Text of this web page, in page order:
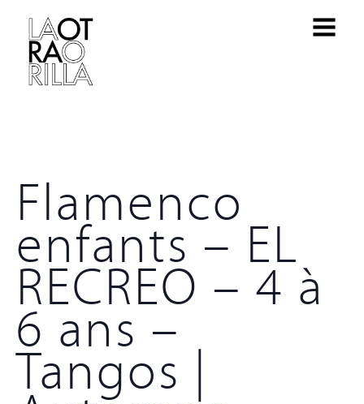
Flamenco
enfants – EL
RECREO – 4 à
6 ans –
Tangos |